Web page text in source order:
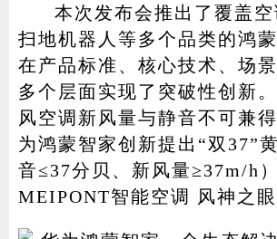
本次发布会推出了覆盖空
扫地机器人等多个品类的鸿蒙
在产品标准、核心技术、场
多个层面实现了突破性创新
风空调新风量与静音不可兼
为鸿蒙智家创新提出“双37”
音≤37分贝、新风量≥37m/h
MEIPONT智能空调 风神之